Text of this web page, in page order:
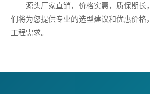
源头厂家直销，价格实惠，质保期长
们将为您提供专业的选型建议和优惠价格
工程需求。